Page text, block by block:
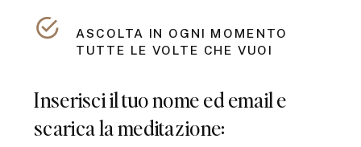
ASCOLTA IN OGNI MOMENTO
TUTTE LE VOLTE CHE VUOI
Inserisci il tuo nome ed email e
scarica la meditazione: